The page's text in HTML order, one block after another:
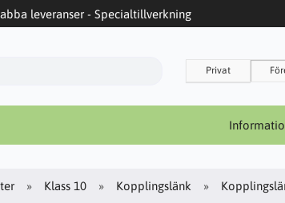
leveranser - Specialtillverkning
Privat
Klass 10 Kopplingslänk